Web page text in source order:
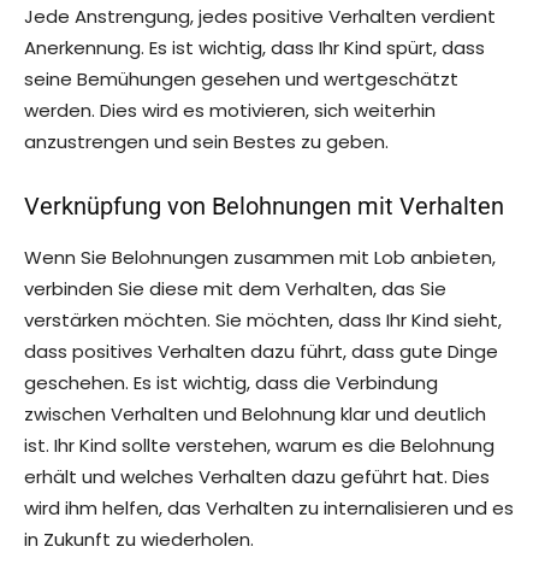
Jede Anstrengung, jedes positive Verhalten verdient
Anerkennung. Es ist wichtig, dass Ihr Kind spürt, dass
seine Bemühungen gesehen und wertgeschätzt
werden. Dies wird es motivieren, sich weiterhin
anzustrengen und sein Bestes zu geben.
Verknüpfung von Belohnungen mit Verhalten
Wenn Sie Belohnungen zusammen mit Lob anbieten,
verbinden Sie diese mit dem Verhalten, das Sie
verstärken möchten. Sie möchten, dass Ihr Kind sieht,
dass positives Verhalten dazu führt, dass gute Dinge
geschehen. Es ist wichtig, dass die Verbindung
zwischen Verhalten und Belohnung klar und deutlich
ist. Ihr Kind sollte verstehen, warum es die Belohnung
erhält und welches Verhalten dazu geführt hat. Dies
wird ihm helfen, das Verhalten zu internalisieren und es
in Zukunft zu wiederholen.